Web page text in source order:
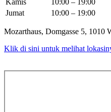
Jumat
10:00 – 19:00
Mozarthaus, Domgasse 5, 1010
Klik di sini untuk melihat